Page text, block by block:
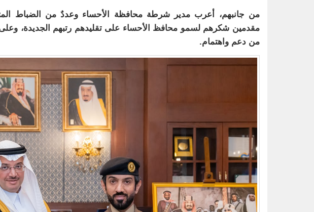
من جانبهم، أعرب مدير شرطة محافظة الأحساء وعددٌ من الضباط
مقدمين شكرهم لسمو محافظ الأحساء على تقليدهم رتبهم الجديدة،
من دعم واهتمام.